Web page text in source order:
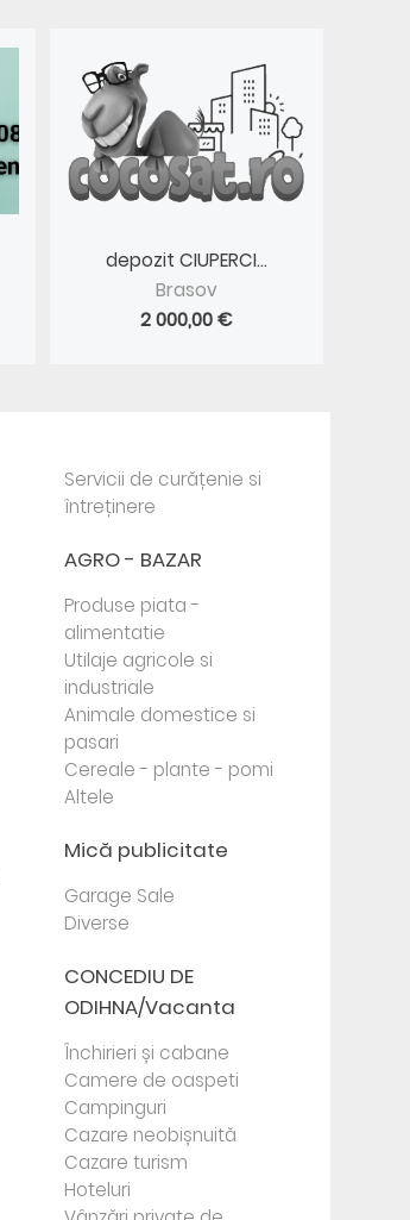
depozit CIUPERCI...
Brasov
2 000,00 €
Servicii de curățenie si
întreținere
AGRO - BAZAR
Produse piata -
alimentatie
Utilaje agricole si
industriale
Animale domestice si
pasari
Cereale - plante - pomi
Altele
Mică publicitate
Garage Sale
Diverse
CONCEDIU DE
ODIHNA/Vacanta
Închirieri și cabane
Camere de oaspeti
Campinguri
Cazare neobișnuită
Cazare turism
Hoteluri